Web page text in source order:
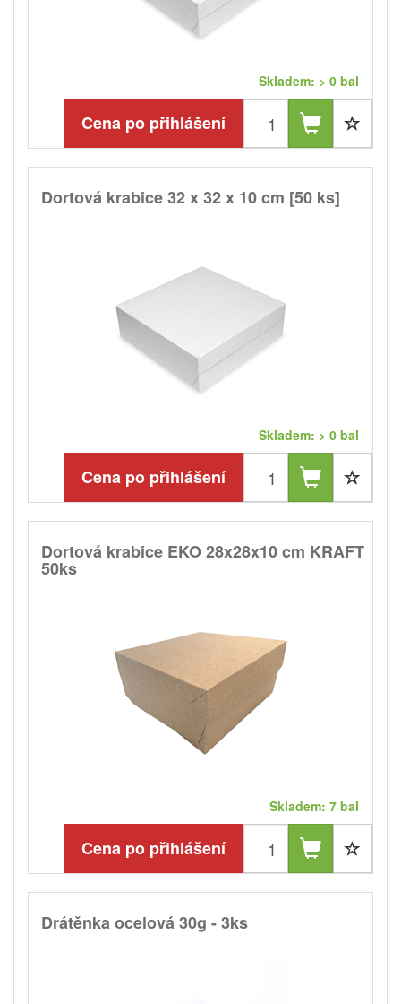
Skladem: > 0 bal
Cena po přihlášení
Dortová krabice 32 x 32 x 10 cm [50 ks]
Skladem: > 0 bal
Cena po přihlášení
Dortová krabice EKO 28x28x10 cm KRAFT
50ks
Skladem: 7 bal
Cena po přihlášení
Drátěnka ocelová 30g - 3ks